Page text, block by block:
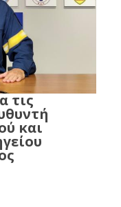
τις
και